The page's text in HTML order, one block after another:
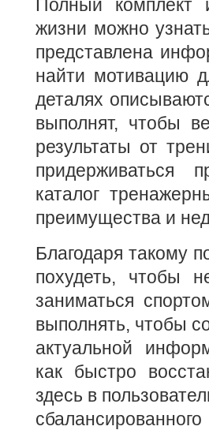
Полный комплект
жизни можно
представлена
найти мотивацию
деталях
выполнят, чтобы
результаты от
придерживаться
каталог
преимущества и
Благодаря такому
похудеть, чтобы
заниматься
выполнять, чтобы
актуальной
как быстро
здесь в